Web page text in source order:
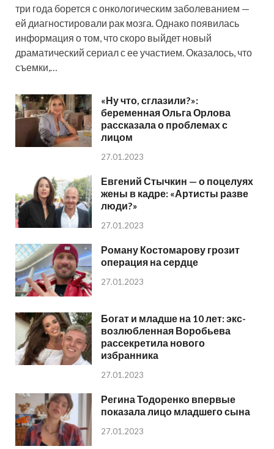
три года борется с онкологическим заболеванием —
ей диагностировали рак мозга. Однако появилась
информация о том, что скоро выйдет новый
драматический сериал с ее участием. Оказалось, что
съемки,…
«Ну что, сглазили?»:
беременная Ольга Орлова
рассказала о проблемах с
лицом
27.01.2023
Евгений Стычкин — о поцелуях
жены в кадре: «Артисты разве
люди?»
27.01.2023
Роману Костомарову грозит
операция на сердце
27.01.2023
Богат и младше на 10 лет: экс-
возлюбленная Воробьева
рассекретила нового
избранника
27.01.2023
Регина Тодоренко впервые
показала лицо младшего сына
27.01.2023